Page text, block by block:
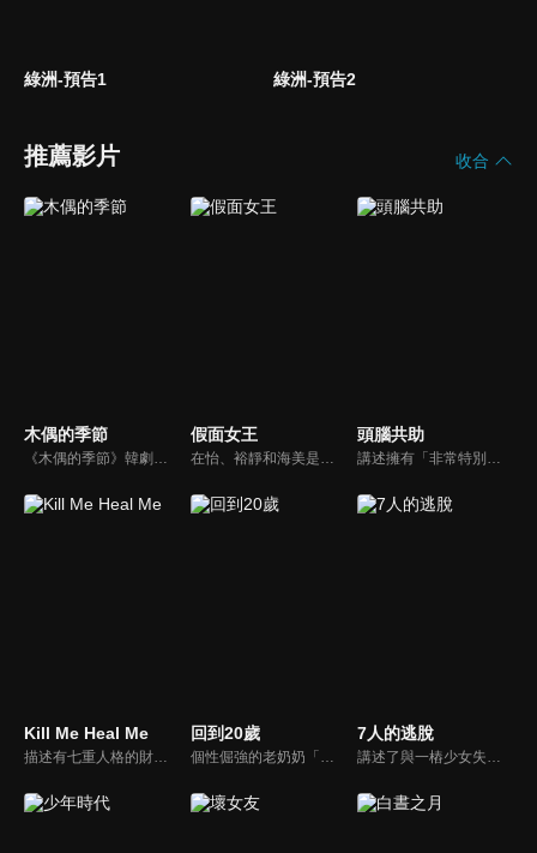
綠洲-預告1 綠洲-預告2
推薦影片 收合
木偶的季節
《木偶的季節》韓劇線上看。死神「木偶」，每隔99年便要到人間休假一次，他附身在跟自己長得一模一樣的人類身上，並遇上了擁有神秘能力的女醫「韓季節」，展開奇幻、逗趣的浪漫愛情。
假面女王
在怡、裕靜和海美是多年的好閨蜜，在各自領域都有相當高的成就，然而光鮮亮麗的外表下卻隱藏不為人知秘密，十年前她們的謊言讓好友宥娜遭陷成為殺人犯，如今她重新出現在眾人眼前，也將在四位女王好友之間掀起一陣腥風血雨。
頭腦共助
講述擁有「非常特別的大腦」的腦神經科學家與擁有「冤大頭的大腦」的刑警進行合作，通過充滿反轉且有趣的腦疾病事件，演繹一齣腦科學刑偵喜劇故事。
Kill Me Heal Me 回到20歲 7人的逃脫